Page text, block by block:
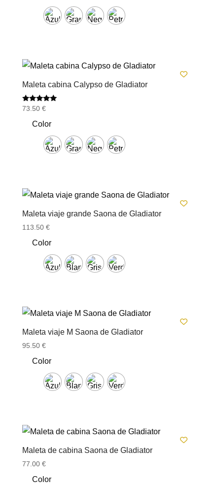
Maleta cabina Calypso de Gladiator
Valorado
5.00
de 5
73.50 €
Color
Maleta viaje grande Saona de Gladiator
113.50 €
Color
Maleta viaje M Saona de Gladiator
95.50 €
Color
Maleta de cabina Saona de Gladiator
77.00 €
Color